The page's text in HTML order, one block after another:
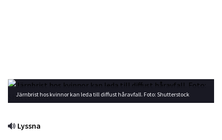
Järnbrist hos kvinnor kan leda till diffust håravfall. Foto: Shutterstock
Lyssna